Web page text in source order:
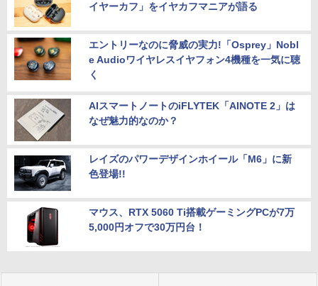
イヤーカフ」をイヤカフマニアが語る
エントリーなのに脅威の実力!「Osprey」Nobl
e Audioワイヤレスイヤフォン4機種を一気に聴
く
AIスマートノートのiFLYTEK「AINOTE 2」は
なぜ魅力的なのか？
レイズのパワーデザインホイール「M6」に新
色登場!!
マウス、RTX 5060 Ti搭載ゲーミングPCが7万
5,000円オフで30万円台！